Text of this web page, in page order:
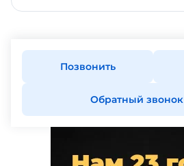
Позвонить
Обратный звонок